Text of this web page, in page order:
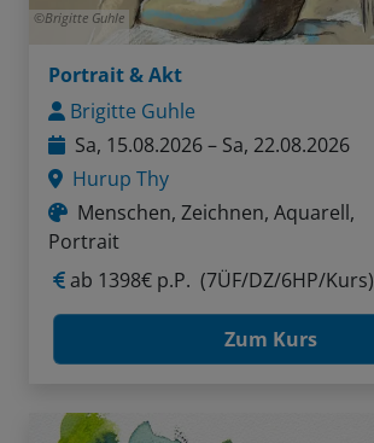
Brigitte Guhle
Portrait & Akt
Brigitte Guhle
Sa, 15.08.2026 – Sa, 22.08.2026
Hurup Thy
Menschen, Zeichnen, Aquarell,
Portrait
ab 1398€ p.P. (7ÜF/DZ/6HP/Kurs)
Zum Kurs